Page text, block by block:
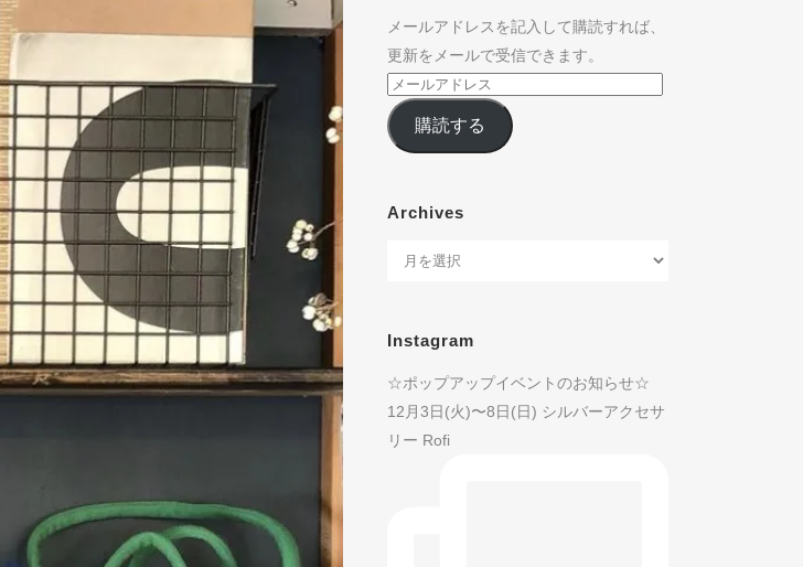
メールアドレスを記入して購読すれば、
更新をメールで受信できます。
購読する
Archives
Instagram
☆ポップアップイベントのお知らせ☆
12月3日(火)〜8日(日) シルバーアクセサ
リー Rofi